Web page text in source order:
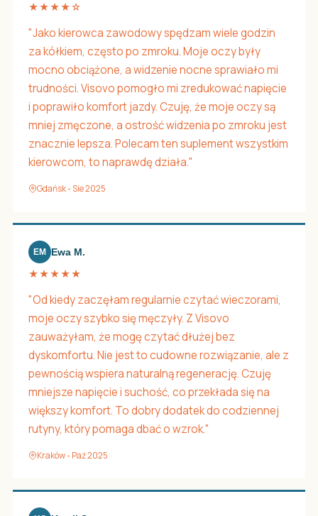
★★★★☆
"Jako kierowca zawodowy spędzam wiele godzin
za kółkiem, często po zmroku. Moje oczy były
mocno obciążone, a widzenie nocne sprawiało mi
trudności. Visovo pomogło mi zredukować napięcie
i poprawiło komfort jazdy. Czuję, że moje oczy są
mniej zmęczone, a ostrość widzenia po zmroku jest
znacznie lepsza. Polecam ten suplement wszystkim
kierowcom, to naprawdę działa."
Gdańsk - Sie 2025
EM Ewa M.
★★★★★
"Od kiedy zaczęłam regularnie czytać wieczorami,
moje oczy szybko się męczyły. Z Visovo
zauważyłam, że mogę czytać dłużej bez
dyskomfortu. Nie jest to cudowne rozwiązanie, ale z
pewnością wspiera naturalną regenerację. Czuję
mniejsze napięcie i suchość, co przekłada się na
większy komfort. To dobry dodatek do codziennej
rutyny, który pomaga dbać o wzrok."
Kraków - Paź 2025